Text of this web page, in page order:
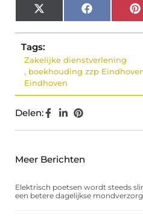
X
(Twitter)
Facebook
Tags:
Zakelijke dienstverlening
, boekhouding zzp
Eindhoven
Delen:
Meer Berichten
Elektrisch poetsen wordt steeds
een betere dagelijkse